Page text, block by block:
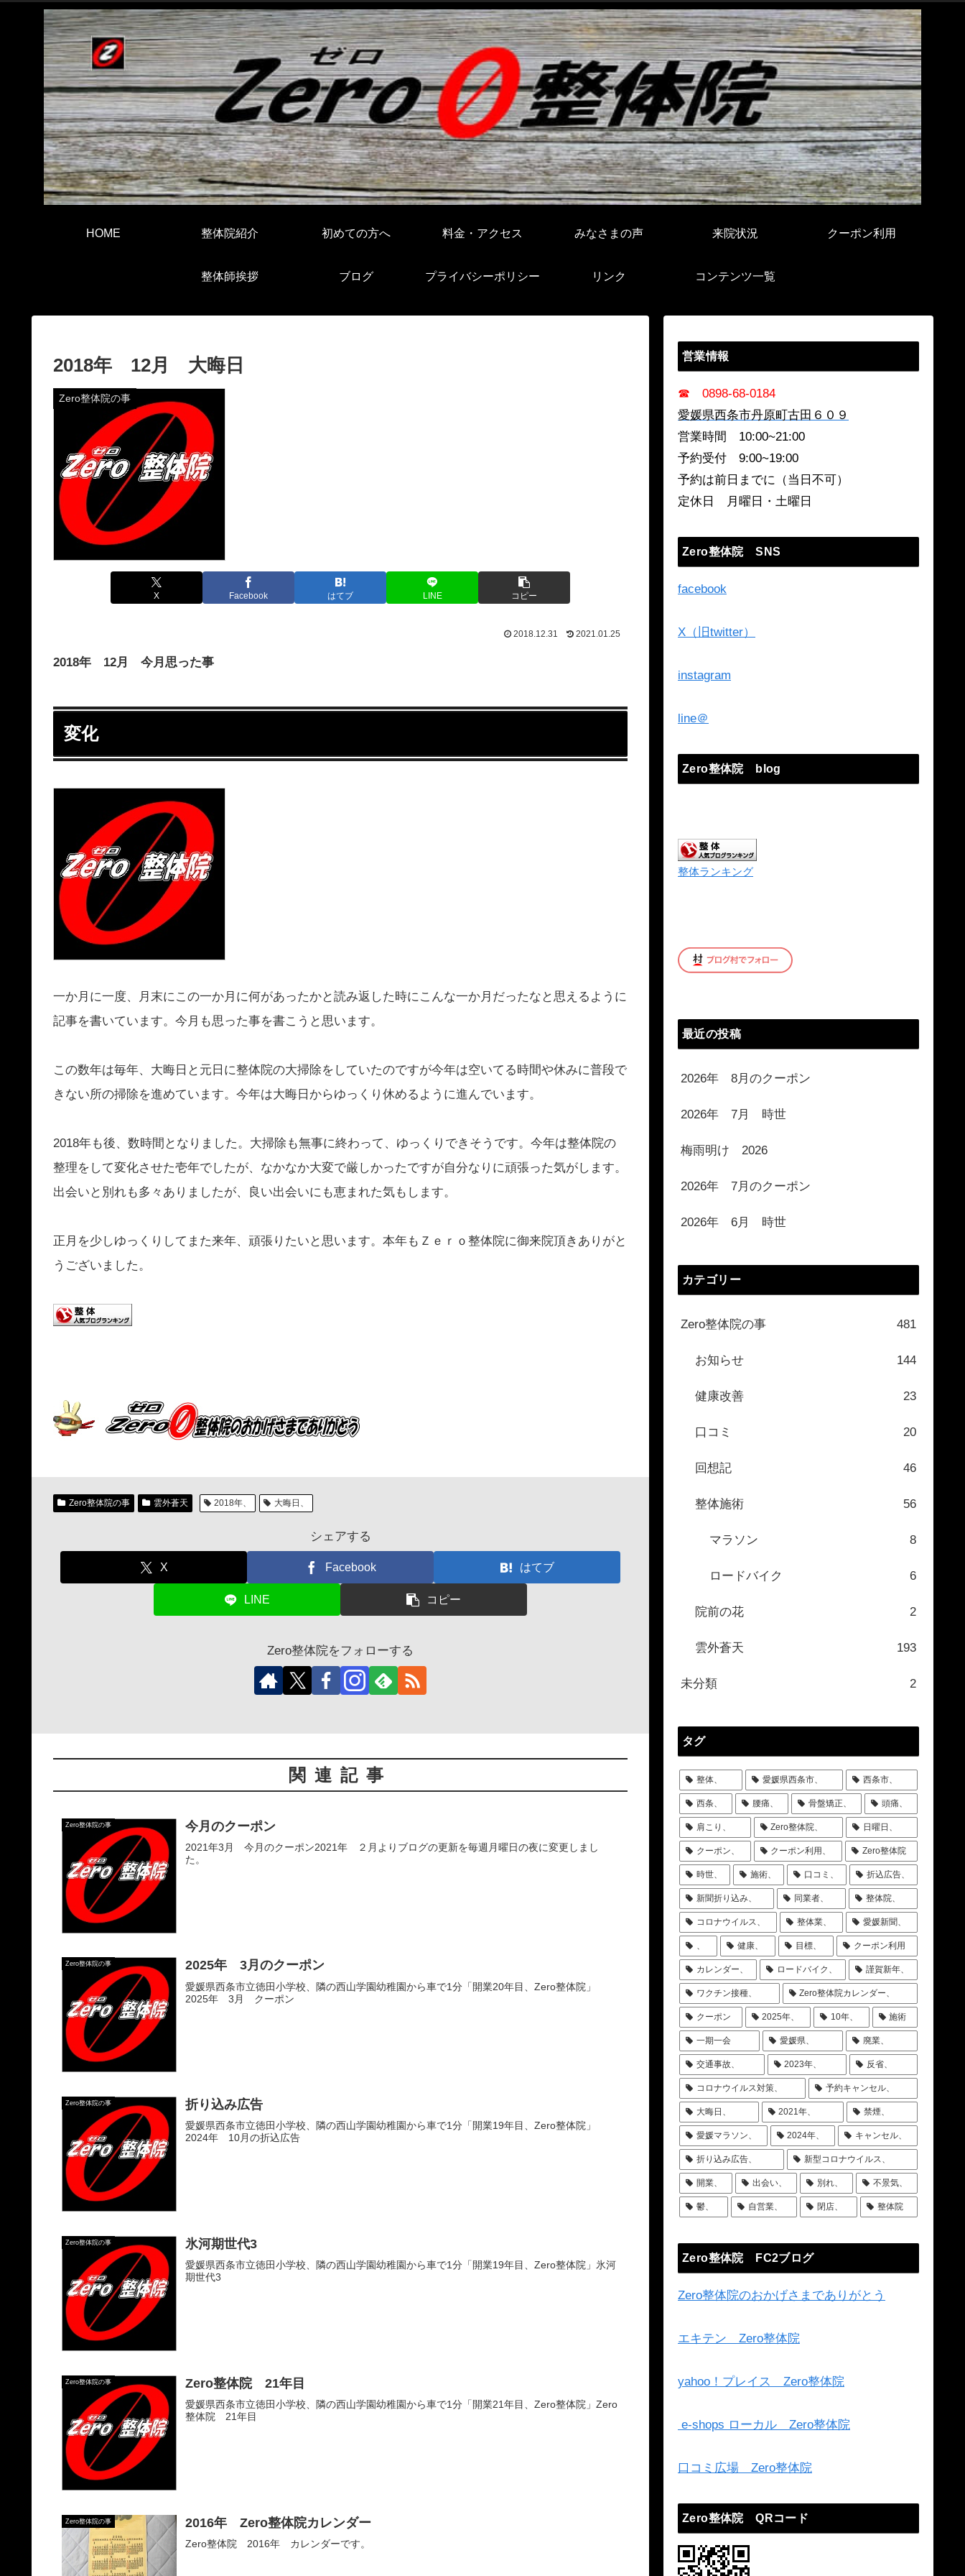
HOME 整体院紹介 初めての方へ 料金・アクセス みなさまの声 来院状況 クーポン利用
整体師挨拶 ブログ プライバシーポリシー リンク コンテンツ一覧
2018年 12月 大晦日
Zero整体院の事
X Facebook はてブ LINE コピー
2018.12.31 2021.01.25
2018年 12月 今月思った事
変化
一か月に一度、月末にこの一か月に何があったかと読み返した時にこんな一か月だったなと思えるように
記事を書いています。 今月も思った事を書こうと思います。
この数年は毎年、大晦日と元日に整体院の大掃除をしていたのですが今年は空いてる時間や休みに普段で
きない所の掃除を進めています。今年は大晦日からゆっくり休めるように進んでいます。
2018年も後、数時間となりました。大掃除も無事に終わって、ゆっくりできそうです。今年は整体院の
整理をして変化させた壱年でしたが、なかなか大変で厳しかったですが自分なりに頑張った気がします。
出会いと別れも多々ありましたが、良い出会いにも恵まれた気もします。
正月を少しゆっくりしてまた来年、頑張りたいと思います。本年もＺｅｒｏ整体院に御来院頂きありがと
うございました。
Zero整体院の事 雲外蒼天 2018年、 大晦日、
シェアする
X Facebook はてブ
LINE コピー
Zero整体院をフォローする
関連記事
Zero整体院の事 今月のクーポン
2021年3月 今月のクーポン2021年 ２月よりブログの更新を毎週月曜日の夜に変更しまし
た。
Zero整体院の事 2025年 3月のクーポン
愛媛県西条市立徳田小学校、隣の西山学園幼稚園から車で1分「開業20年目、Zero整体院」
2025年 3月 クーポン
Zero整体院の事 折り込み広告
愛媛県西条市立徳田小学校、隣の西山学園幼稚園から車で1分「開業19年目、Zero整体院」
2024年 10月の折込広告
Zero整体院の事 氷河期世代3
愛媛県西条市立徳田小学校、隣の西山学園幼稚園から車で1分「開業19年目、Zero整体院」氷河
期世代3
Zero整体院の事 Zero整体院 21年目
愛媛県西条市立徳田小学校、隣の西山学園幼稚園から車で1分「開業21年目、Zero整体院」Zero
整体院 21年目
Zero整体院の事 2016年 Zero整体院カレンダー
Zero整体院 2016年 カレンダーです。
営業情報
☎ 0898-68-0184
愛媛県西条市丹原町古田６０９
営業時間 10:00~21:00
予約受付 9:00~19:00
予約は前日までに（当日不可）
定休日 月曜日・土曜日
Zero整体院 SNS
facebook
X（旧twitter）
instagram
line＠
Zero整体院 blog
整体ランキング
最近の投稿
2026年 8月のクーポン
2026年 7月 時世
梅雨明け 2026
2026年 7月のクーポン
2026年 6月 時世
カテゴリー
Zero整体院の事 481
お知らせ 144
健康改善 23
口コミ 20
回想記 46
整体施術 56
マラソン 8
ロードバイク 6
院前の花 2
雲外蒼天 193
未分類 2
タグ
整体、 愛媛県西条市、 西条市、
西条、 腰痛、 骨盤矯正、 頭痛、
肩こり、 Zero整体院、 日曜日、
クーポン、 クーポン利用、 Zero整体院
時世、 施術、 口コミ、 折込広告、
新聞折り込み、 同業者、 整体院、
コロナウイルス、 整体業、 愛媛新聞、
、 健康、 目標、 クーポン利用
カレンダー、 ロードバイク、 謹賀新年、
ワクチン接種、 Zero整体院カレンダー、
クーポン 2025年、 10年、 施術
一期一会 愛媛県、 廃業、
交通事故、 2023年、 反省、
コロナウイルス対策、 予約キャンセル、
大晦日、 2021年、 禁煙、
愛媛マラソン、 2024年、 キャンセル、
折り込み広告、 新型コロナウイルス、
開業、 出会い、 別れ、 不景気、
鬱、 自営業、 閉店、 整体院
Zero整体院 FC2ブログ
Zero整体院のおかげさまでありがとう
エキテン Zero整体院
yahoo！プレイス Zero整体院
e-shops ローカル Zero整体院
口コミ広場 Zero整体院
Zero整体院 QRコード